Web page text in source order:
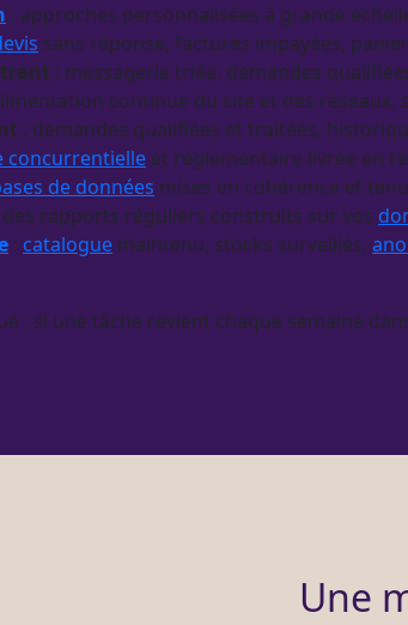
: approches personnalisées à grande
sans réponse, factures impayées,
: messagerie triée, demandes
continue du site et des réseaux,
: demandes qualifiées et traitées,
concurrentielle et réglementaire livrée en
de données mises en cohérence et
des rapports réguliers construits sur vos
: catalogue maintenu, stocks surveillés,
: si une tâche revient chaque semaine
Une